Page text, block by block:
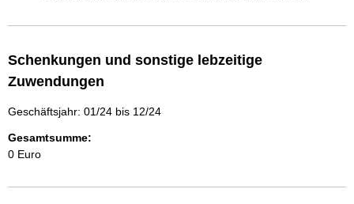
Schenkungen und sonstige lebzeitige
Zuwendungen
Geschäftsjahr: 01/24 bis 12/24
Gesamtsumme:
0 Euro